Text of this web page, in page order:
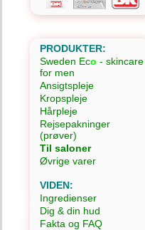
PRODUKTER:
Sweden Eco - skincare
for men
Ansigtspleje
Kropspleje
Hårpleje
Rejsepakninger
(prøver)
Til saloner
Øvrige varer
VIDEN:
Ingredienser
Dig & din hud
Fakta og FAQ